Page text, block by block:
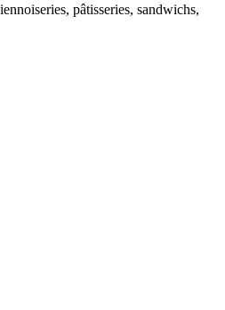
pâtisseries, sandwichs,